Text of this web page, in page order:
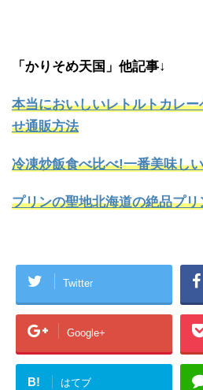
「かりそめ天国」他記事↓
本当においしいレトルトカレ
せ通販方法
冷凍炒飯食べ比べ!一番美味し
プリンの聖地北海道の絶品プリ
Twitter
Google+
B! はてブ